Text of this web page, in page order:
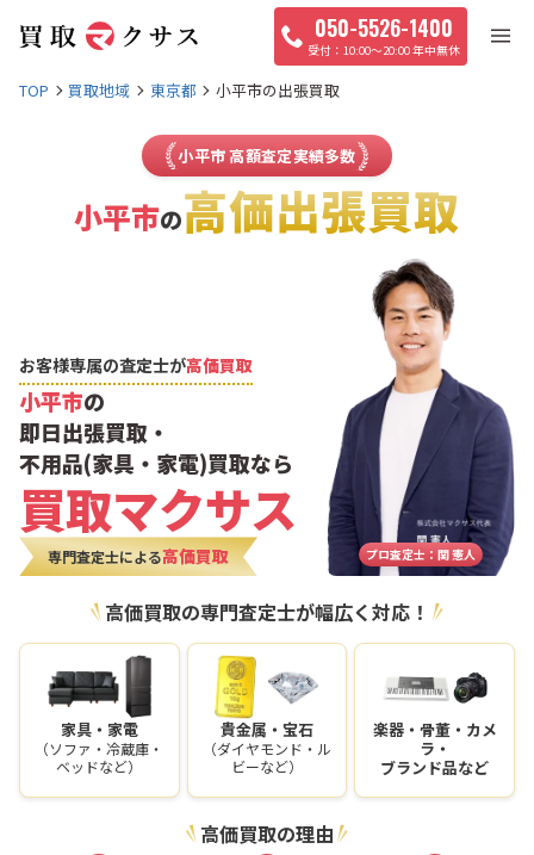
050-5526-1400
10:00〜20:00 年中無休
TOP 買取地域 東京都 小平市の出張買取
小平市 高額査定実績多数
小平市の高価出張買取
お客様専属の査定士が高価買取
小平市の
即日出張買取・
不用品(家具・家電)買取なら
買取マクサス
専門査定士による高価買取 プロ査定士：関 憲人
高価買取の専門査定士が幅広く対応！
家具・家電
（ソファ・冷蔵庫・
ベッドなど）
貴金属・宝石
（ダイヤモンド・ル
ビーなど）
楽器・骨董・カメ
ラ・
ブランド品など
高価買取の理由